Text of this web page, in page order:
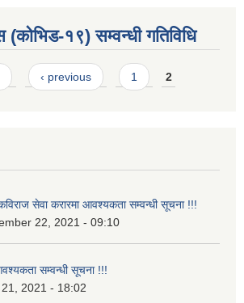
(कोभिड-१९) सम्वन्धी गतिविधि
‹ previous 1 2
सेवा करारमा आवश्यकता सम्वन्धी सूचना !!!
22, 2021 - 09:10
सम्वन्धी सूचना !!!
2021 - 18:02